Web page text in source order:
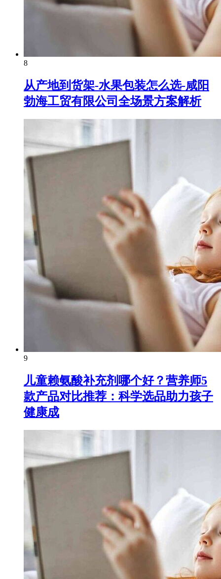
8
从产地到货架-水果包装怎么选-咸阳
勃海工贸有限公司全场景方案解析
9
儿童赖氨酸补充剂哪个好？营养师5
款产品对比推荐：科学选品助力孩子
健康成